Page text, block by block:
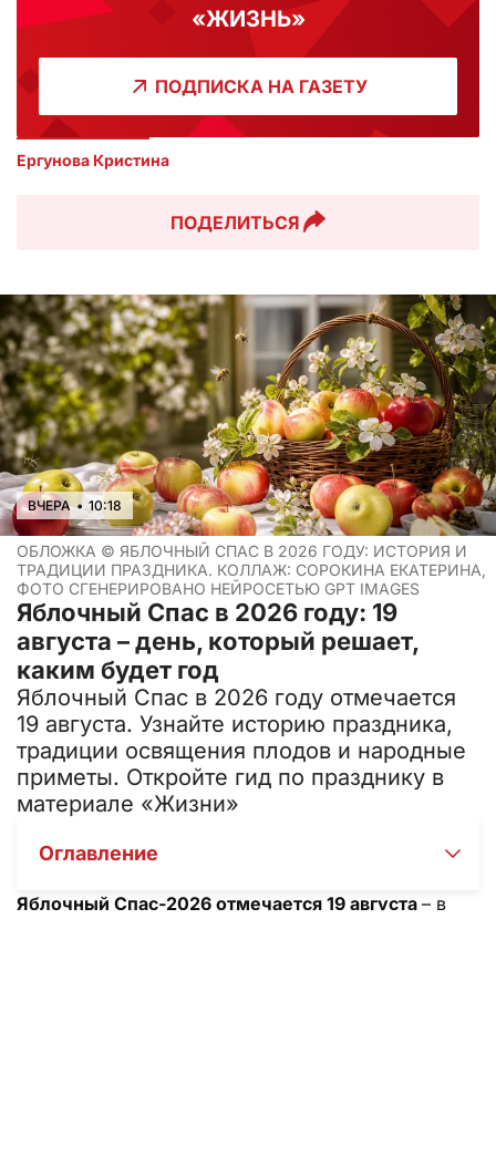
«ЖИЗНЬ»
ПОДПИСКА НА ГАЗЕТУ
Ергунова Кристина
ПОДЕЛИТЬСЯ
ВЧЕРА • 10:18
ОБЛОЖКА © ЯБЛОЧНЫЙ СПАС В 2026 ГОДУ: ИСТОРИЯ И
ТРАДИЦИИ ПРАЗДНИКА. КОЛЛАЖ: СОРОКИНА ЕКАТЕРИНА,
ФОТО СГЕНЕРИРОВАНО НЕЙРОСЕТЬЮ GPT IMAGES
Яблочный Спас в 2026 году: 19
августа – день, который решает,
каким будет год
Яблочный Спас в 2026 году отмечается
19 августа. Узнайте историю праздника,
традиции освящения плодов и народные
приметы. Откройте гид по празднику в
материале «Жизни»
Оглавление
Яблочный Спас-2026 отмечается 19 августа – в